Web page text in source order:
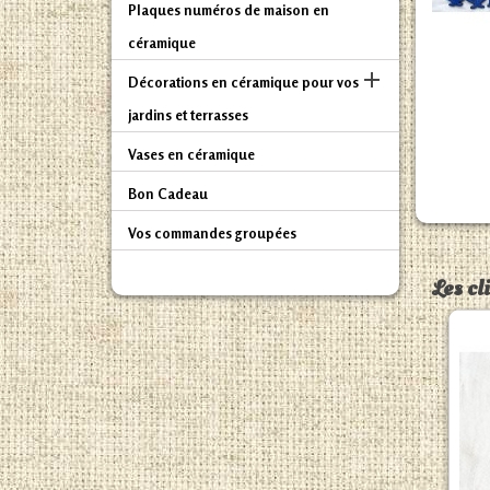
Plaques numéros de maison en
céramique
Décorations en céramique pour vos
jardins et terrasses

Vases en céramique
Bon Cadeau
Vos commandes groupées
Les